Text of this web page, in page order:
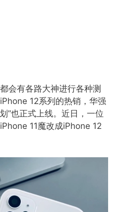
会有各路大神进行各种测
12系列的热销，华强
”也正式上线。近日，一位
11魔改成iPhone 12